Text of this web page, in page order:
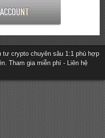
tư crypto chuyên sâu 1:1 phù hợp
Tham gia miễn phí - Liên hệ